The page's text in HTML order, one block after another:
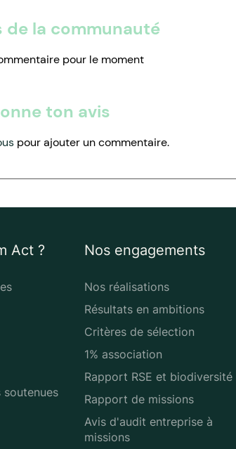
de la communauté
pour le moment
ton avis
pour ajouter un commentaire.
Act ?
soutenues
Nos engagements
Nos réalisations
Résultats en ambitions
Critères de sélection
1% association
Rapport RSE et biodiversité
Rapport de missions
Avis d'audit entreprise à
missions